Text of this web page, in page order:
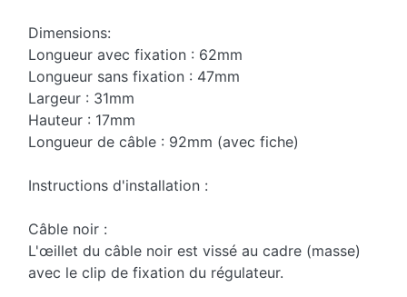
Dimensions:
Longueur avec fixation : 62mm
Longueur sans fixation : 47mm
Largeur : 31mm
Hauteur : 17mm
Longueur de câble : 92mm (avec fiche)
Instructions d'installation :
Câble noir :
L'œillet du câble noir est vissé au cadre (masse)
avec le clip de fixation du régulateur.